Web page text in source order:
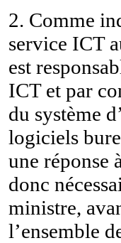
2. Comme
service ICT
est
ICT et par
du système
logiciels
une réponse
donc
ministre,
l’ensemble